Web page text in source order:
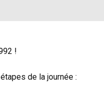
!
de la journée :